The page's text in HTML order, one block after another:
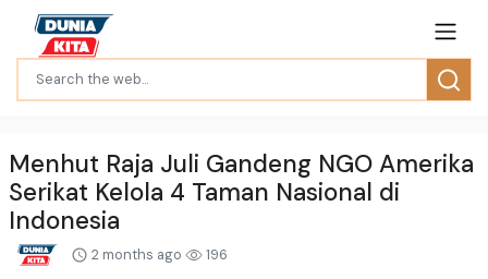
Menhut Raja Juli Gandeng NGO Amerika
Serikat Kelola 4 Taman Nasional di
Indonesia
2 months ago 196